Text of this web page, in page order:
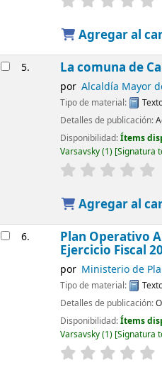
Agregar al
5. La comuna de
por Alcaldía Mayor
Tipo de material:
Detalles de publicación:
Disponibilidad:Ítems
Varsavsky(1) Signatura
Agregar al
6. Plan Operativo
Ejercicio Fiscal
por Ministerio de
Tipo de material:
Detalles de publicación:
Disponibilidad:Ítems
Varsavsky(1) Signatura